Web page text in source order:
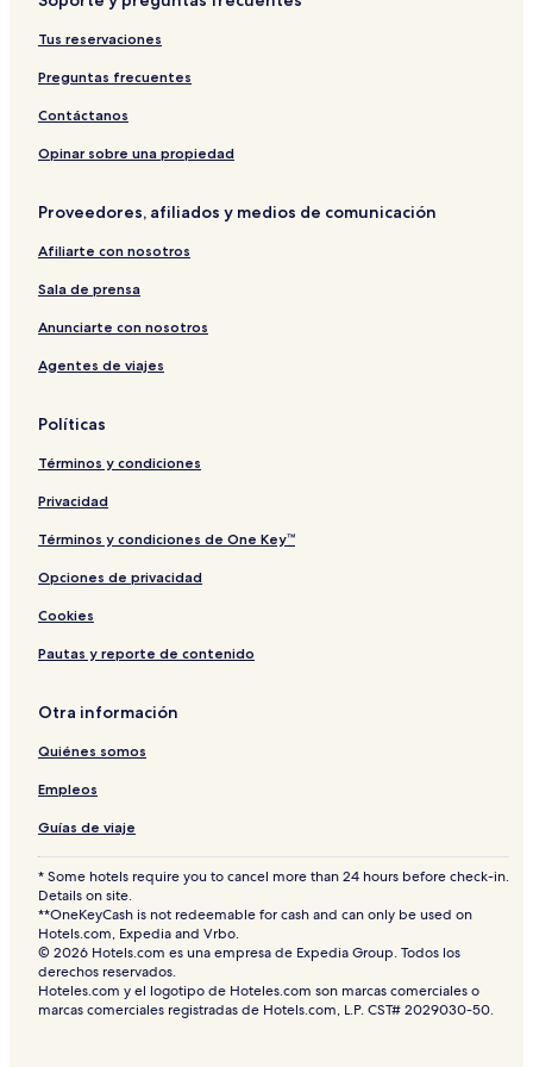
a
a
a
o
r
t
o
e
P
a
n
r
a
l
i
n
o
Tus reservaciones
Preguntas frecuentes
Contáctanos
Opinar sobre una propiedad
Proveedores, afiliados y medios de comunicación
Afiliarte con nosotros
Sala de prensa
Anunciarte con nosotros
Agentes de viajes
Políticas
Términos y condiciones
Privacidad
Términos y condiciones de One Key™
Opciones de privacidad
Cookies
Pautas y reporte de contenido
Otra información
Quiénes somos
Empleos
Guías de viaje
* Some hotels require you to cancel more than 24 hours before check-in.
Details on site.
**OneKeyCash is not redeemable for cash and can only be used on
Hotels.com, Expedia and Vrbo.
© 2026 Hotels.com es una empresa de Expedia Group. Todos los
derechos reservados.
Hoteles.com y el logotipo de Hoteles.com son marcas comerciales o
marcas comerciales registradas de Hotels.com, L.P. CST# 2029030-50.